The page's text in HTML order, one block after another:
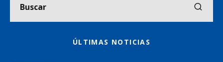
ÚLTIMAS NOTICIAS